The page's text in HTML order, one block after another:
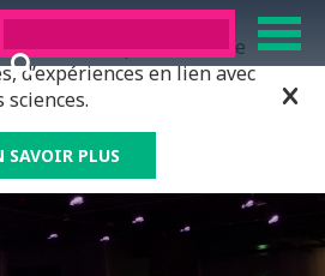
à tous ceux qui ont soif de
d’expériences en lien avec
sciences.
SAVOIR PLUS